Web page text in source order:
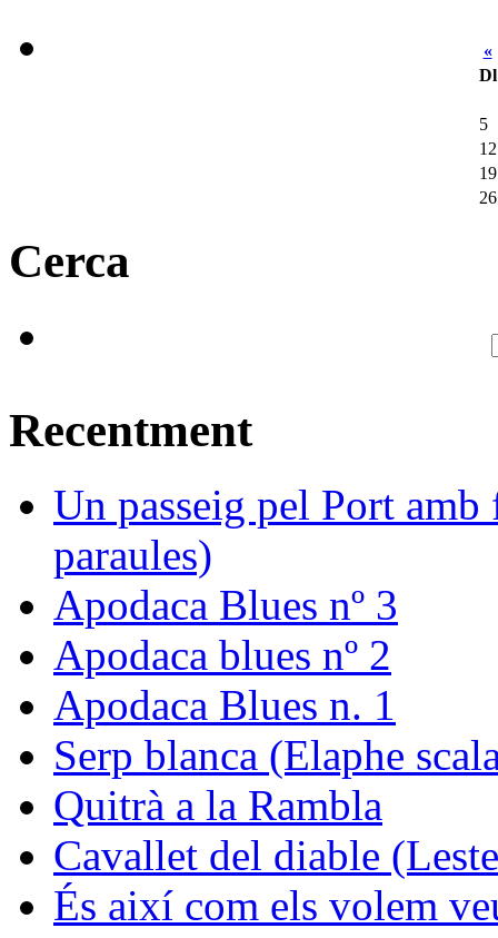
«
Dl
5
12
19
26
Cerca
Recentment
Un passeig pel Port
paraules)
Apodaca Blues nº 3
Apodaca blues nº 2
Apodaca Blues n. 1
Serp blanca (Elaphe
Quitrà a la Rambla
Cavallet del diable
És així com els volem